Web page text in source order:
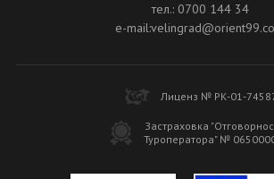
тел.: 0700 144 34
e-
Лиценз № РК-01-
Застраховка
Туроператора" №